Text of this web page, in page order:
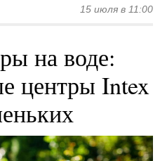
15 июля в 11:00
на воде:
центры Intex